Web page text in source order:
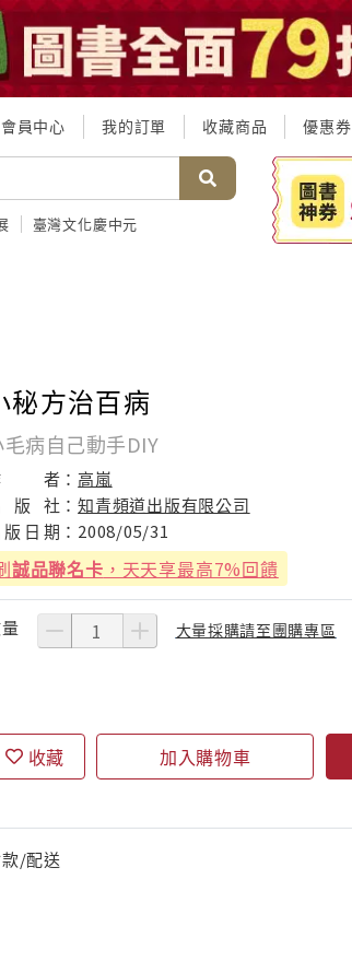
會員中心 我的訂單 收藏商品 優惠券
臺灣文化慶中元
秘方治百病
毛病自己動手DIY
者：高嵐
版 社：知青頻道出版有限公司
版 日 期： 2008/05/31
誠品聯名卡 ，天天享最高7%回饋
大量採購請至團購專區
收藏 加入購物車
/配送